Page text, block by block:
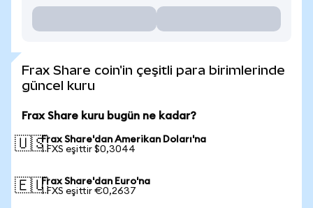
Frax Share coin'in çeşitli para birimlerinde
güncel kuru
Frax Share kuru bugün ne kadar?
🇺🇸Frax Share'dan Amerikan Doları'na
1 FXS eşittir $0,3044
🇪🇺Frax Share'dan Euro'na
1 FXS eşittir €0,2637